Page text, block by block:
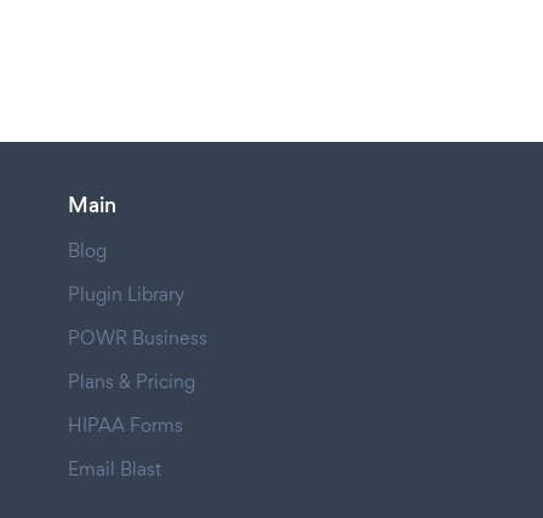
Main
Blog
Plugin Library
POWR Business
Plans & Pricing
HIPAA Forms
Email Blast